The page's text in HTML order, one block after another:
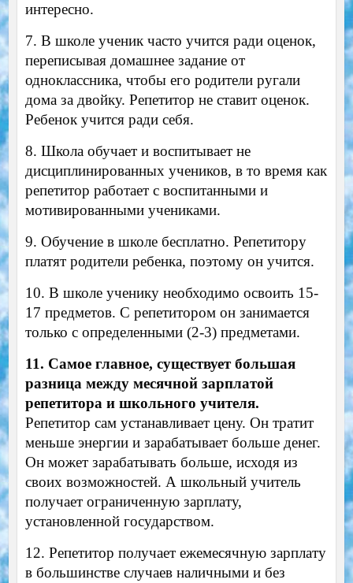
интересно.
7. В школе ученик часто учится ради оценок,
переписывая домашнее задание от
одноклассника, чтобы его родители ругали
дома за двойку. Репетитор не ставит оценок.
Ребенок учится ради себя.
8. Школа обучает и воспитывает не
дисциплинированных учеников, в то время как
репетитор работает с воспитанными и
мотивированными учениками.
9. Обучение в школе бесплатно. Репетитору
платят родители ребенка, поэтому он учится.
10. В школе ученику необходимо освоить 15-
17 предметов. С репетитором он занимается
только с определенными (2-3) предметами.
11. Самое главное, существует большая
разница между месячной зарплатой
репетитора и школьного учителя.
Репетитор сам устанавливает цену. Он тратит
меньше энергии и зарабатывает больше денег.
Он может зарабатывать больше, исходя из
своих возможностей. А школьный учитель
получает ограниченную зарплату,
установленной государством.
12. Репетитор получает ежемесячную зарплату
в большинстве случаев наличными и без